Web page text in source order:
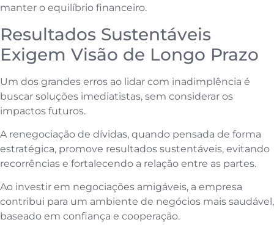
manter o equilíbrio financeiro.
Resultados Sustentáveis
Exigem Visão de Longo Prazo
Um dos grandes erros ao lidar com inadimplência é
buscar soluções imediatistas, sem considerar os
impactos futuros.
A renegociação de dívidas, quando pensada de forma
estratégica, promove resultados sustentáveis, evitando
recorrências e fortalecendo a relação entre as partes.
Ao investir em negociações amigáveis, a empresa
contribui para um ambiente de negócios mais saudável,
baseado em confiança e cooperação.